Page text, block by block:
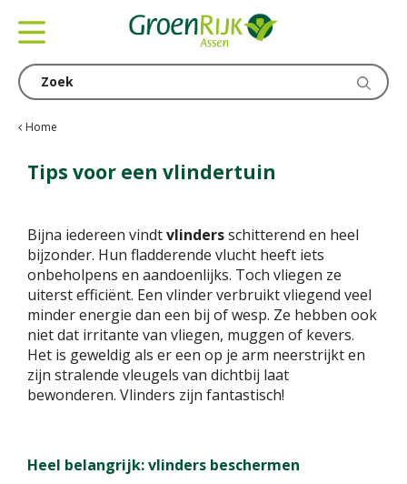
Home
Tips voor een vlindertuin
Bijna iedereen vindtvlindersschitterend en heel
bijzonder. Hun fladderende vlucht heeft iets
onbeholpens en aandoenlijks. Toch vliegen ze
uiterst efficiënt. Een vlinder verbruikt vliegend veel
minder energie dan een bij of wesp. Ze hebben ook
niet dat irritante van vliegen, muggen of kevers.
Het is geweldig als er een op je arm neerstrijkt en
zijn stralende vleugels van dichtbij laat
bewonderen. Vlinders zijn fantastisch!
Heel belangrijk: vlinders beschermen